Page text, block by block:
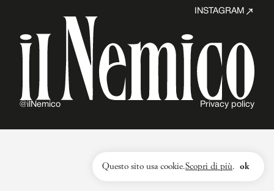
INSTAGRAM
@ilNemico Privacy policy
Questo sito usa cookie.Scopri di più. ok